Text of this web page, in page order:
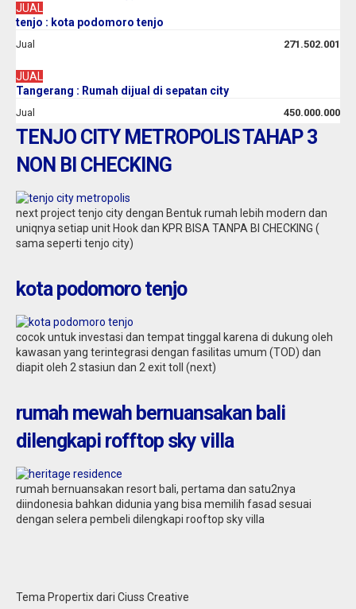
JUAL
tenjo : kota podomoro tenjo
Jual 271.502.001
JUAL
Tangerang : Rumah dijual di sepatan city
Jual 450.000.000
TENJO CITY METROPOLIS TAHAP 3
NON BI CHECKING
next project tenjo city dengan Bentuk rumah lebih modern dan
uniqnya setiap unit Hook dan KPR BISA TANPA BI CHECKING (
sama seperti tenjo city)
kota podomoro tenjo
cocok untuk investasi dan tempat tinggal karena di dukung oleh
kawasan yang terintegrasi dengan fasilitas umum (TOD) dan
diapit oleh 2 stasiun dan 2 exit toll (next)
rumah mewah bernuansakan bali
dilengkapi rofftop sky villa
rumah bernuansakan resort bali, pertama dan satu2nya
diindonesia bahkan didunia yang bisa memilih fasad sesuai
dengan selera pembeli dilengkapi rooftop sky villa
Tema Propertix dari Ciuss Creative